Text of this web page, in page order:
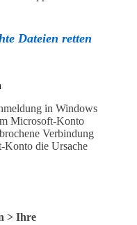
Dateien retten
in Windows
Microsoft-Konto
Verbindung
Konto die Ursache
> Ihre